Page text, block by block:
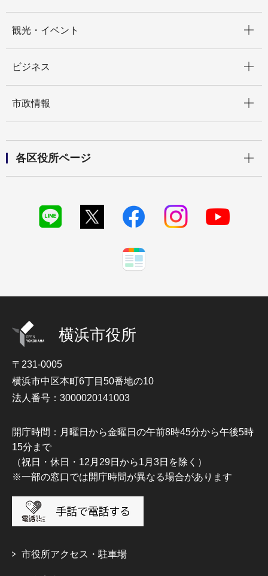
観光・イベント
ビジネス
市政情報
各区役所ページ
横浜市役所
〒231-0005
横浜市中区本町6丁目50番地の10
法人番号：3000020141003
開庁時間：月曜日から金曜日の午前8時45分から午後5時
15分まで
（祝日・休日・12月29日から1月3日を除く）
※一部の窓口では開庁時間が異なる場合があります
市役所アクセス・駐車場